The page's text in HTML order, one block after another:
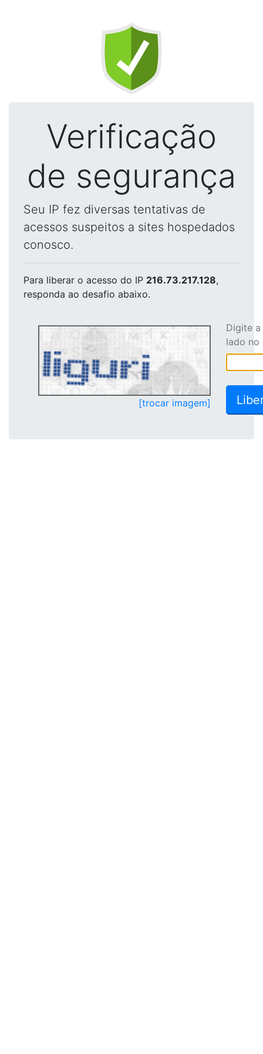
Verificação
de segurança
Seu IP fez diversas tentativas de
acessos suspeitos a sites hospedados
conosco.
Para liberar o acesso do IP 216.73.217.128,
responda ao desafio abaixo.
[trocar imagem]
Digite
lado no